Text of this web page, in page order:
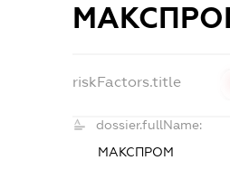
riskFactors.title
dossier.fullName:
МАКСПРОМ